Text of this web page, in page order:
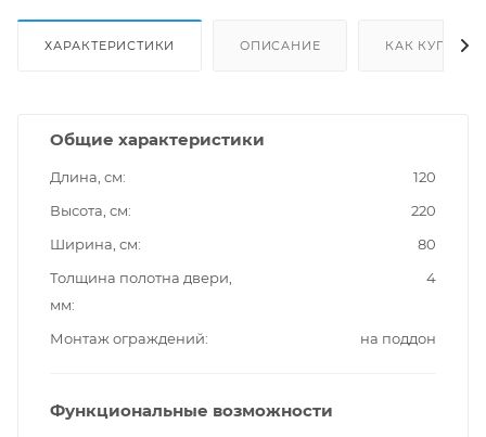
ХАРАКТЕРИСТИКИ ОПИСАНИЕ КАК КУПИТЬ
Общие характеристики
Длина, см
120
Высота, см
220
Ширина, см
80
Толщина полотна двери,
мм
4
Монтаж ограждений на поддон
Функциональные возможности